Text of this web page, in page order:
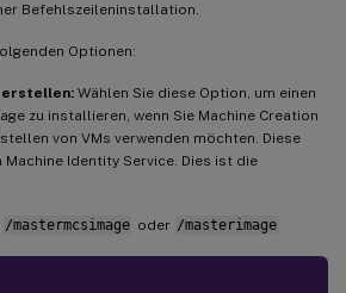
Befehlszeileninstallation.
Optionen:
erstellen: Wählen Sie diese Option, um einen
zu installieren, wenn Sie Machine Creation
von VMs verwenden möchten. Diese
Identity Service. Dies ist die
/mastermcsimage oder /masterimage